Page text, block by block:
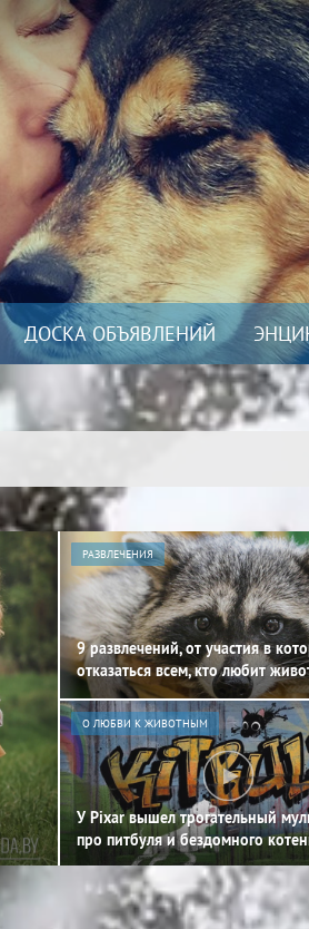
ДОСКА ОБЪЯВЛЕНИЙ
РАЗВЛЕЧЕНИЯ
9 развлечений, от участия в
отказаться всем, кто любит
О ЛЮБВИ К ЖИВОТНЫМ
У Pixar вышел трогательный
про питбуля и бездомного